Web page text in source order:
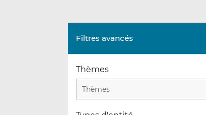
Filtres avancés
Thèmes
Thèmes